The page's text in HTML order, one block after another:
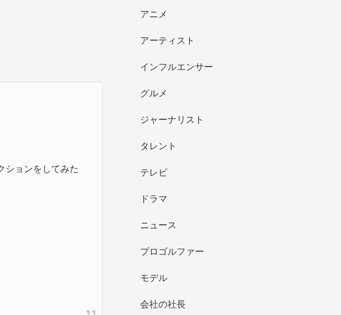
ションをしてみた
アニメ
アーティスト
インフルエンサー
グルメ
ジャーナリスト
タレント
テレビ
ドラマ
ニュース
プロゴルファー
モデル
会社の社長